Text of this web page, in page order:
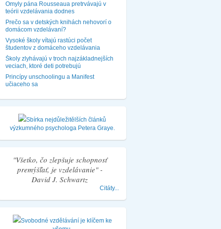
Omyly pána Rousseaua pretrvávajú v
teórii vzdelávania dodnes
Prečo sa v detských knihách nehovorí o
domácom vzdelávaní?
Vysoké školy vítajú rastúci počet
študentov z domáceho vzdelávania
Školy zlyhávajú v troch najzákladnejších
veciach, ktoré deti potrebujú
Princípy unschoolingu a Manifest
učiaceho sa
Sbírka nejdůležitělších článků
výzkumného psychologa Petera Graye.
"Všetko, čo zlepšuje schopnosť
premýšľať, je vzdelávanie" -
David J. Schwartz
Citáty...
Svobodné vzdělávání je klíčem ke